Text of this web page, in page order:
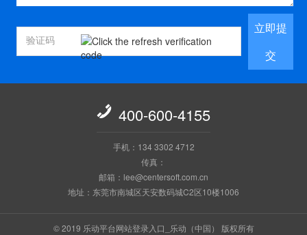
立即提
交
 400-600-4155
手机：134 3302 4712
传真：
邮箱：lee@centersoft.com.cn
地址：东莞市南城区天安数码城C2区10楼1006
© 2019 乐动平台网站登录入口_乐动（中国） 版权所有